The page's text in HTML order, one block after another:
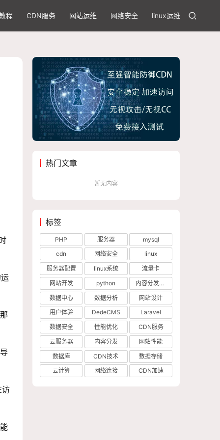
程 CDN服务 网站运维 网络安全 linux运维
访
热门文章
暂无内容
标签
PHP 服务器
mysql
cdn
网络安全
linux
服务器配置
linux系统
流量卡
网站开发
python
内容分发网络
数据中心
数据分析
网站设计
用户体验
DedeCMS
Laravel
数据安全
性能优化
CDN服务
云服务器
内容分发
网站性能
数据库
CDN技术
数据存储
云计算
网络连接 CDN加速